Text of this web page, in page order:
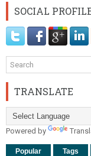
SOCIAL
TRANSLATE
Powered by
Popular Tags